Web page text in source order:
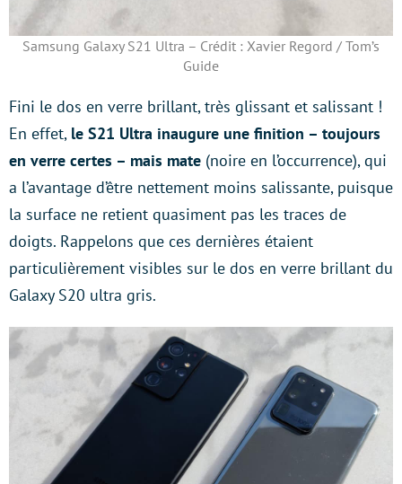
Samsung Galaxy S21 Ultra – Crédit : Xavier Regord / Tom’s
Guide
Fini le dos en verre brillant, très glissant et salissant !
En effet, le S21 Ultra inaugure une finition – toujours
en verre certes – mais mate (noire en l’occurrence), qui
a l’avantage d’être nettement moins salissante, puisque
la surface ne retient quasiment pas les traces de
doigts. Rappelons que ces dernières étaient
particulièrement visibles sur le dos en verre brillant du
Galaxy S20 ultra gris.